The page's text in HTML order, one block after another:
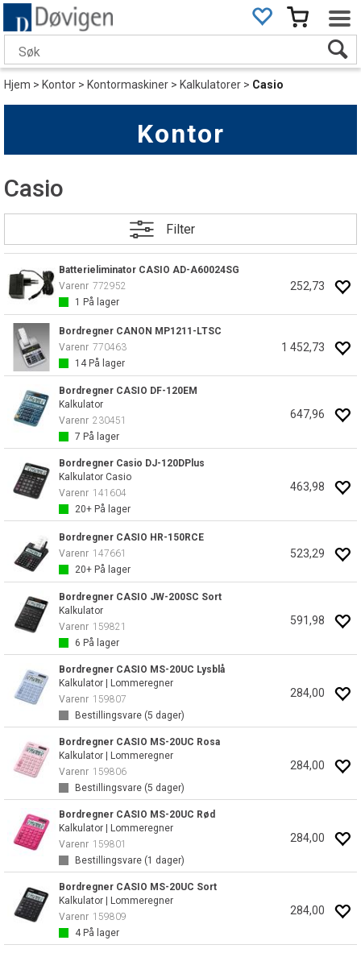
Hjem>Kontor>Kontormaskiner>Kalkulatorer>Casio
Kontor
Casio
Filter
Batterieliminator CASIO AD-A60024SG
Varenr 772952
1 På lager
252,73
Bordregner CANON MP1211-LTSC
Varenr 770463
14På lager
1 452,73
Bordregner CASIO DF-120EM
Kalkulator
Varenr 230451
7 På lager
647,96
Bordregner Casio DJ-120DPlus
Kalkulator Casio
Varenr 141604
20+ På lager
463,98
Bordregner CASIO HR-150RCE
Varenr 147661
20+ På lager
523,29
Bordregner CASIO JW-200SC Sort
Kalkulator
Varenr 159821
6 På lager
591,98
Bordregner CASIO MS-20UC Lysblå
Kalkulator | Lommeregner
Varenr 159807
Bestillingsvare (5 dager)
284,00
Bordregner CASIO MS-20UC Rosa
Kalkulator | Lommeregner
Varenr 159806
Bestillingsvare (5 dager)
284,00
Bordregner CASIO MS-20UC Rød
Kalkulator | Lommeregner
Varenr 159801
Bestillingsvare (1 dager)
284,00
Bordregner CASIO MS-20UC Sort
Kalkulator | Lommeregner
Varenr 159809
4På lager
284,00